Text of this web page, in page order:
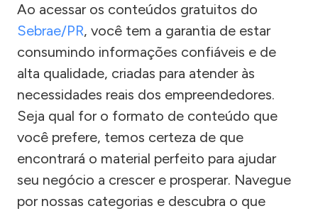
Ao acessar os conteúdos gratuitos do
Sebrae/PR, você tem a garantia de estar
consumindo informações confiáveis e de
alta qualidade, criadas para atender às
necessidades reais dos empreendedores.
Seja qual for o formato de conteúdo que
você prefere, temos certeza de que
encontrará o material perfeito para ajudar
seu negócio a crescer e prosperar. Navegue
por nossas categorias e descubra o que